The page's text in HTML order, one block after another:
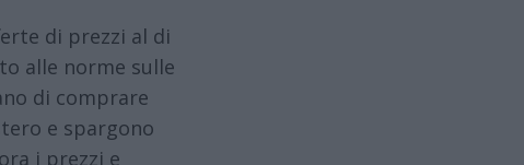
di prezzi al di
alle norme sulle
di comprare
e spargono
i prezzi e